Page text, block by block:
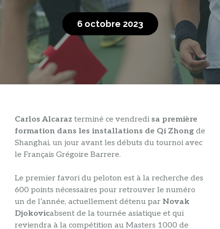
6 octobre 2023
Carlos Alcaraz terminé ce vendredi sa première
formation dans les installations de Qi Zhong de
Shanghai, un jour avant les débuts du tournoi avec
le Français Grégoire Barrere.
Le premier favori du peloton est à la recherche des
600 points nécessaires pour retrouver le numéro
un de l’année, actuellement détenu par Novak
Djokovicabsent de la tournée asiatique et qui
reviendra à la compétition au Masters 1000 de